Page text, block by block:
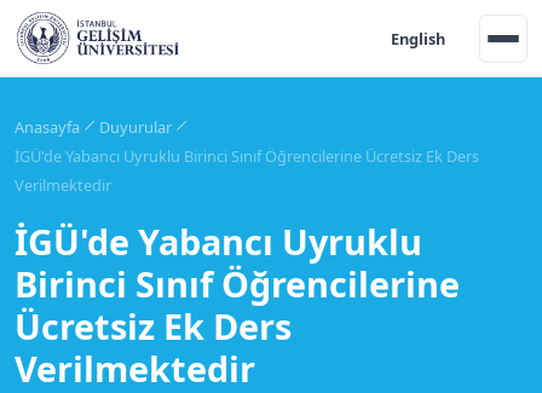
English
Anasayfa
Duyurular
İGÜ'de Yabancı Uyruklu Birinci Sınıf Öğrencilerine Ücretsiz Ek Ders
Verilmektedir
İGÜ'de Yabancı Uyruklu
Birinci Sınıf Öğrencilerine
Ücretsiz Ek Ders
Verilmektedir